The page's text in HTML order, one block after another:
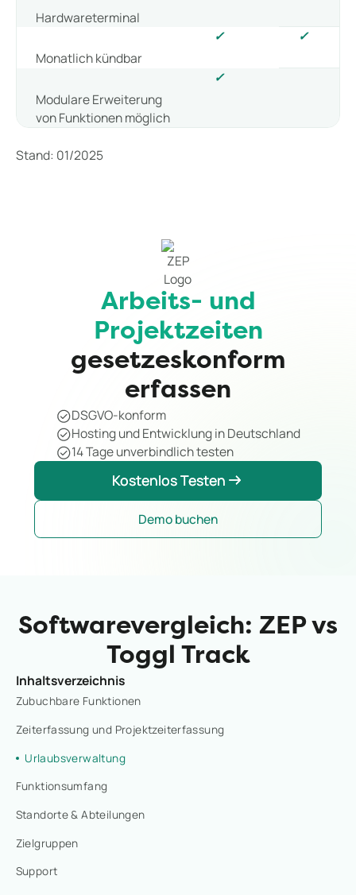
Hardwareterminal
Monatlich kündbar
✓ ✓
Modulare Erweiterung
von Funktionen möglich
✓
Stand: 01/2025
Arbeits- und
Projektzeiten
gesetzeskonform
erfassen
DSGVO-konform
Hosting und Entwicklung in Deutschland
14 Tage unverbindlich testen
Kostenlos Testen
Kostenlos Testen
Demo buchen
Softwarevergleich: ZEP vs
Toggl Track
Inhaltsverzeichnis
Zubuchbare Funktionen
Zeiterfassung und Projektzeiterfassung
Urlaubsverwaltung
Funktionsumfang
Standorte & Abteilungen
Zielgruppen
Support